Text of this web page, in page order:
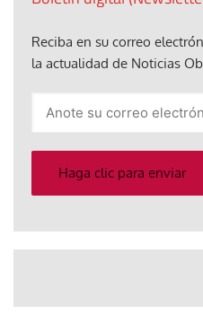
Reciba en su correo
la actualidad de Noticias
electrónico
Haga clic para enviar